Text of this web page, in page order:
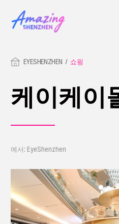
EYESHENZHEN 쇼핑
케이케이
에서: EyeShenzhen